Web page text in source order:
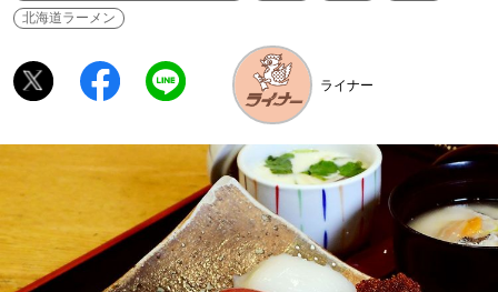
みがく
深める
ゆるむ
北海道ラーメン
ライナー